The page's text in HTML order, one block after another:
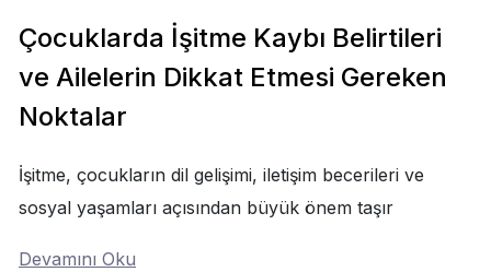
Çocuklarda İşitme Kaybı Belirtileri
ve Ailelerin Dikkat Etmesi Gereken
Noktalar
İşitme, çocukların dil gelişimi, iletişim becerileri ve
sosyal yaşamları açısından büyük önem taşır
Devamını Oku